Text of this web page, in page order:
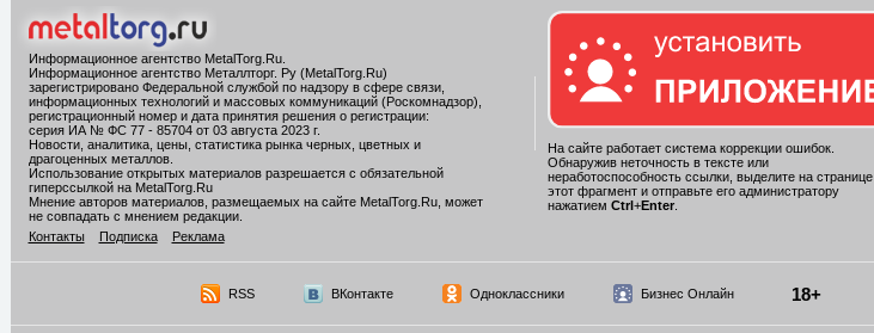
Информационное агентство MetalTorg.Ru.
Информационное агентство Металлторг. Ру (MetalTorg.Ru)
зарегистрировано Федеральной службой по надзору в сфере связи,
информационных технологий и массовых коммуникаций (Роскомнадзор),
регистрационный номер и дата принятия решения о регистрации:
серия ИА № ФС 77 - 85704 от 03 августа 2023 г.
Новости, аналитика, цены, статистика рынка черных, цветных и
драгоценных металлов.
Использование открытых материалов разрешается с обязательной
гиперссылкой на MetalTorg.Ru
Мнение авторов материалов, размещаемых на сайте MetalTorg.Ru, может
не совпадать с мнением редакции.
Контакты
Подписка Реклама
На сайте работает система коррекции ошибок.
Обнаружив неточность в тексте или
неработоспособность ссылки, выделите на странице
этот фрагмент и отправьте его администратору
нажатием Ctrl+Enter.
RSS ВКонтакте Одноклассники Бизнес Онлайн 18+